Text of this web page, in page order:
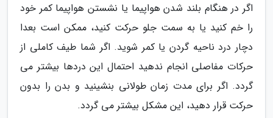
اگر در هنگام بلند شدن هواپیما یا نشستن هواپیما کمر خود
را خم کنید یا به سمت جلو حرکت کنید، ممکن است بعدا
دچار درد ناحیه گردن یا کمر شوید. اگر شما طیف کاملی از
حرکات مفاصلی انجام ندهید احتمال این دردها بیشتر می
گردد. اگر برای مدت زمان طولانی بنشینید و بدن را بدون
حرکت قرار دهید، این مشکل بیشتر می گردد.